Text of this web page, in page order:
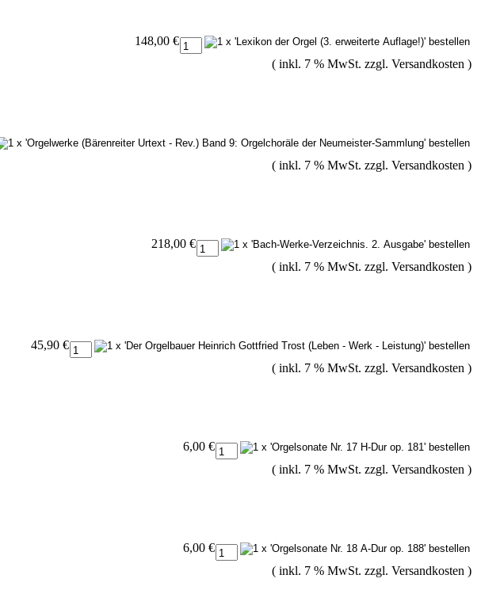
148,00 €
( inkl. 7 % MwSt. zzgl. Versandkosten )
( inkl. 7 % MwSt. zzgl. Versandkosten )
218,00 €
( inkl. 7 % MwSt. zzgl. Versandkosten )
45,90 €
( inkl. 7 % MwSt. zzgl. Versandkosten )
6,00 €
( inkl. 7 % MwSt. zzgl. Versandkosten )
6,00 €
( inkl. 7 % MwSt. zzgl. Versandkosten )